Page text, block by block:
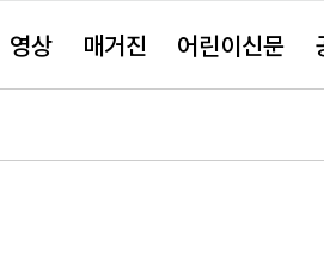
영상 매거진 어린이신문